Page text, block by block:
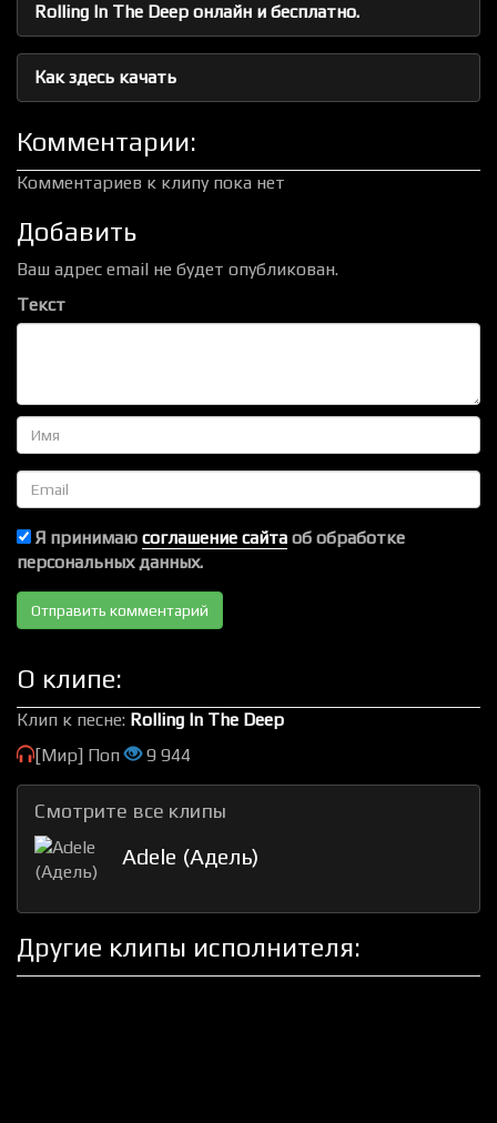
Rolling In The Deep онлайн и бесплатно.
Как здесь качать
Комментарии:
Комментариев к клипу пока нет
Добавить
Ваш адрес email не будет опубликован.
Текст
Имя
Email
Я принимаю соглашение сайта об обработке
персональных данных.
О клипе:
Клип к песне: Rolling In The Deep
[Мир] Поп
9 944
Смотрите все клипы
Adele (Адель)
Другие клипы исполнителя: